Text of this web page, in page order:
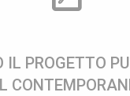
IL PROGETTO